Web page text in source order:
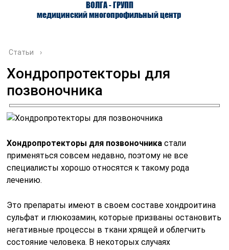
ВОЛГА - ГРУПП
медицинский многопрофильный центр
О ЦЕНТРЕ
Статьи ›
Хондропротекторы для
позвоночника
Хондропротекторы для позвоночника стали
применяться совсем недавно, поэтому не все
специалисты хорошо относятся к такому рода
лечению.
Это препараты имеют в своем составе хондроитина
сульфат и глюкозамин, которые призваны остановить
негативные процессы в ткани хрящей и облегчить
состояние человека. В некоторых случаях